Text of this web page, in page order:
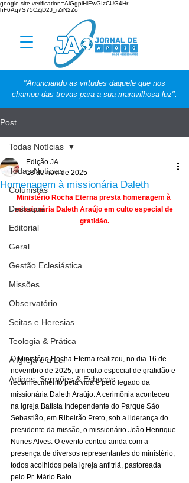
google-site-verification=AlGgplHlEwGIzCUG4Hr-
hF6Aq7S75CZjD2J_rZrN2Zo
"Anunciando as virtudes daquele que nos
chamou das trevas para a sua maravilhosa luz".
Post
Todas Notícias
Colunistas
Destaque
Editorial
Geral
Gestão Eclesiástica
Missões
Observatório
Seitas e Heresias
Teologia & Prática
A Igreja e a Lei
Artigos, Sermões & Esboços
Todas Notícias
Homenagem à missionária Daleth
Edição JA
18 de nov. de 2025
Ministério Rocha Eterna presta homenagem à
missionária Daleth Araújo em culto especial de
gratidão.
O Ministério Rocha Eterna realizou, no dia 16 de
novembro de 2025, um culto especial de gratidão e
reconhecimento pela vida e pelo legado da
missionária Daleth Araújo. A cerimônia aconteceu
na Igreja Batista Independente do Parque São
Sebastião, em Ribeirão Preto, sob a liderança do
presidente da missão, o missionário João Henrique
Nunes Alves. O evento contou ainda com a
presença de diversos representantes do ministério,
todos acolhidos pela igreja anfitriã, pastoreada
pelo Pr. Mário Baio.